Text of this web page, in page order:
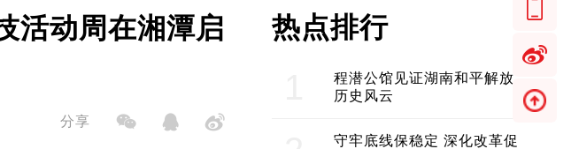
活动周在湘潭启
分享
热点排行
程潜公馆见证湖南和平解放
历史风云
守牢底线保稳定 深化改革促